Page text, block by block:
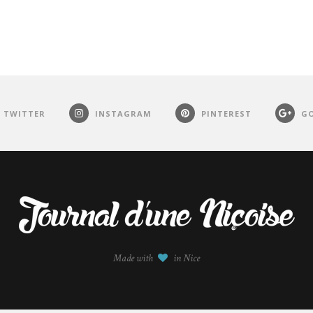
TWITTER INSTAGRAM PINTEREST
Made with in Nice